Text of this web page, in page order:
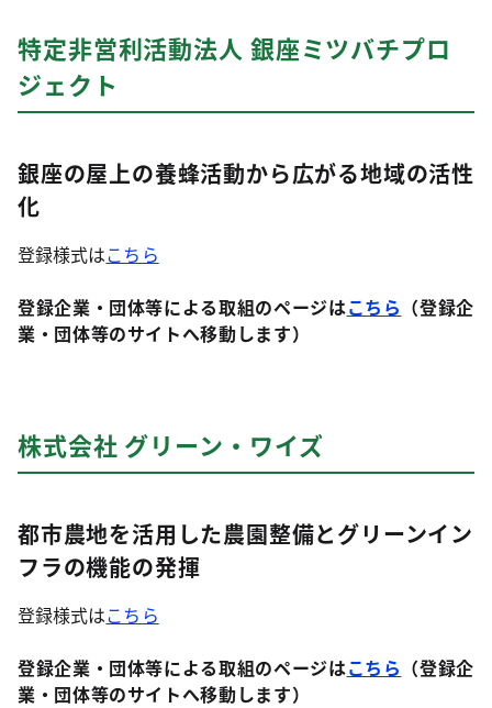
特定非営利活動法人 銀座ミツバチプロ
ジェクト
銀座の屋上の養蜂活動から広がる地域の活性
化
登録様式はこちら
登録企業・団体等による取組のページはこちら （登録企
業・団体等のサイトへ移動します）
株式会社 グリーン・ワイズ
都市農地を活用した農園整備とグリーンイン
フラの機能の発揮
登録様式はこちら
登録企業・団体等による取組のページはこちら （登録企
業・団体等のサイトへ移動します）